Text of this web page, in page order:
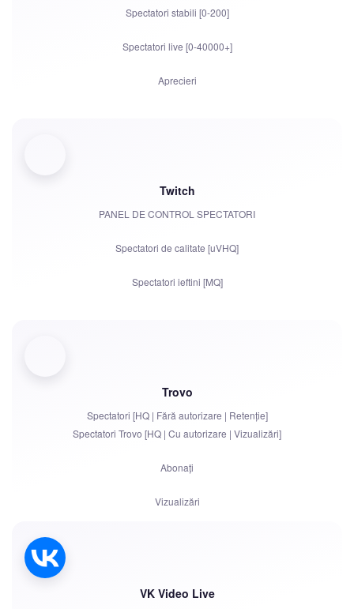
Spectatori stabili [0-200]
Spectatori live [0-40000+]
Aprecieri
Distribuiri
Comentarii
Plângeri
Twitch
PANEL DE CONTROL SPECTATORI
Spectatori de calitate [uVHQ]
Spectatori ieftini [MQ]
Comunicare live în chat
Trovo
Spectatori [HQ | Fără autorizare | Retenție]
Spectatori Trovo [HQ | Cu autorizare | Vizualizări]
Abonați
Vizualizări
VK Video Live